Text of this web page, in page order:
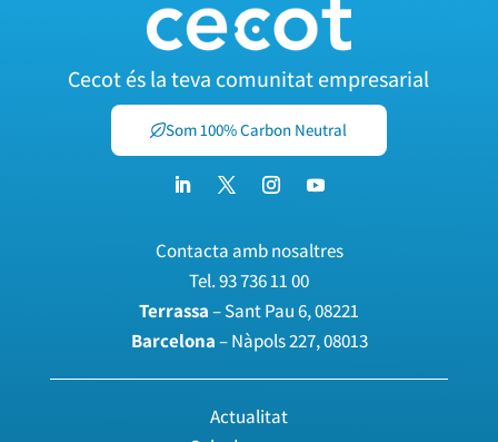
Cecot és la teva comunitat empresarial
Som 100% Carbon Neutral
Contacta amb nosaltres
Tel.93 736 11 00
Terrassa– Sant Pau 6, 08221
Barcelona– Nàpols 227, 08013
Actualitat